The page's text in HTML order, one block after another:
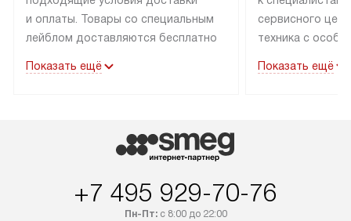
и оплаты. Товары со специальным
лейблом доставляются бесплатно
до подъезда. Доставка за пределы
маркировку «в наличии», может
быть отправлен покупателю
в Санкт-Петербург и другие
регионы осуществляется через
Показать ещё
сервисного
техника с
коммуникациям.
подключения к
Показать ещё
+7 495 929-70-76
Пн-Пт:с 8:00 до 22:00